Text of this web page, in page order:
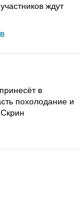
ждут
в
похолодание и